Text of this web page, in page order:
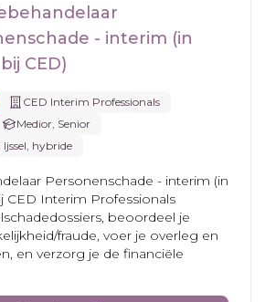
- interim (in
CED)
CED Interim Professionals
Medior, Senior
Ijssel, hybride
Personenschade - interim (in
CED Interim Professionals
beoordeel je
fraude, voer je overleg en
en verzorg je de financiële